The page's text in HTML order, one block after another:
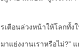
เตือนล่วงหน้าให้โลกทั้ง
าแย่งงานเราหรือไม่?”